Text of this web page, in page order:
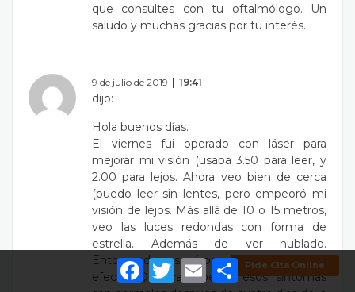
Pide Cita Online
Facebook
Twitter
Email
que consultes con tu oftalmólogo. Un
saludo y muchas gracias por tu interés.
9 de julio de 2019 19:41
dijo:
Hola buenos días.
El viernes fui operado con láser para
mejorar mi visión (usaba 3.50 para leer, y
2.00 para lejos. Ahora veo bien de cerca
(puedo leer sin lentes, pero empeoró mi
visión de lejos. Más allá de 10 o 15 metros,
veo las luces redondas con forma de
estrella. Además de ver nublado.
Entornando los párpados, desaparece el
efecto. Quisiera saber si esos síntomas